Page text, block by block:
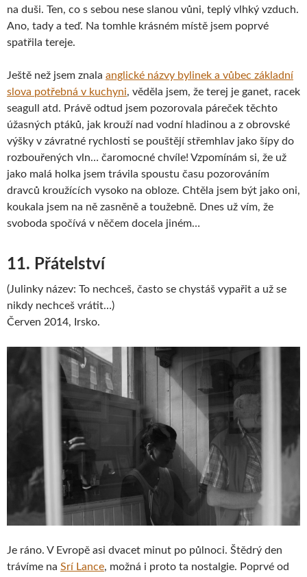
na duši. Ten, co s sebou nese slanou vůni, teplý vlhký vzduch.
Ano, tady a teď. Na tomhle krásném místě jsem poprvé
spatřila tereje.
Ještě než jsem znala anglické názvy bylinek a vůbec základní
slova potřebná v kuchyni, věděla jsem, že terej je ganet, racek
seagull atd. Právě odtud jsem pozorovala páreček těchto
úžasných ptáků, jak krouží nad vodní hladinou a z obrovské
výšky v závratné rychlosti se pouštějí střemhlav jako šípy do
rozbouřených vln… čaromocné chvíle! Vzpomínám si, že už
jako malá holka jsem trávila spoustu času pozorováním
dravců kroužících vysoko na obloze. Chtěla jsem být jako oni,
koukala jsem na ně zasněně a toužebně. Dnes už vím, že
svoboda spočívá v něčem docela jiném…
11. Přátelství
(Julinky název: To nechceš, často se chystáš vypařit a už se
nikdy nechceš vrátit…)
Červen 2014, Irsko.
Je ráno. V Evropě asi dvacet minut po půlnoci. Štědrý den
trávíme na Srí Lance, možná i proto ta nostalgie. Poprvé od